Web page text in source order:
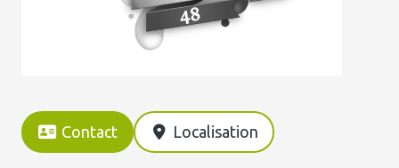
Contact Localisation